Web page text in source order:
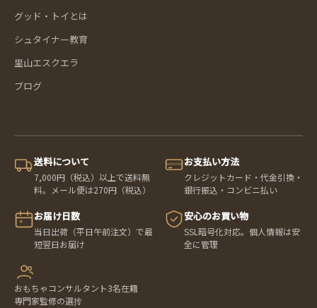
グッド・トイとは
シュタイナー教育
里山エスクエラ
ブログ
送料について
7,000円（税込）以上で送料無
料。メール便は270円（税込）
お支払い方法
クレジットカード・代金引換・
銀行振込・コンビニ払い
お届け日数
当日出荷（平日午前注文）で最
短翌日お届け
安心のお買い物
SSL暗号化対応。個人情報は安
全に管理
おもちゃコンサルタント3名在籍
専門家監修の選抟